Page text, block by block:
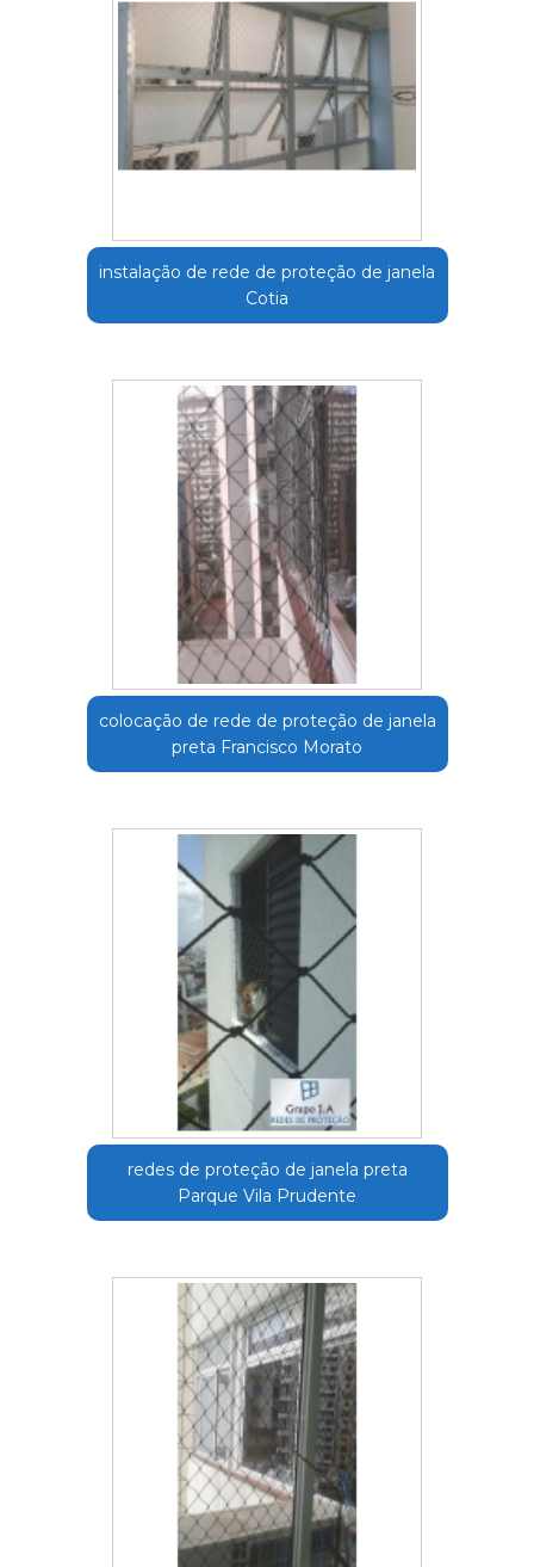
instalação de rede de proteção de janela
Cotia
colocação de rede de proteção de janela
preta Francisco Morato
redes de proteção de janela preta
Parque Vila Prudente